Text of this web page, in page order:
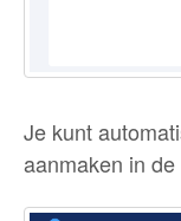
Je kunt
aanmaken in